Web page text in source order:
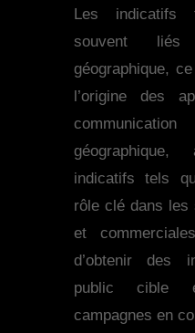
Les indicatifs
souvent
géographique,
l’origine des
communication
indicatifs tels
rôle clé dans les
et
d’obtenir des
public cible
campagnes en